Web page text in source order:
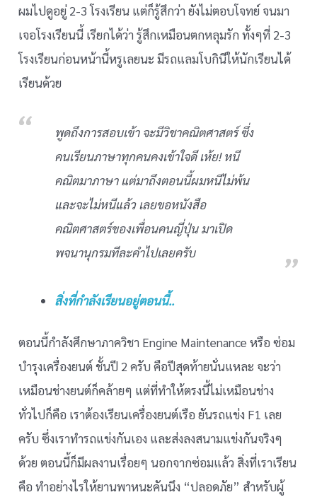
ผมไปดูอยู่ 2-3 โรงเรียน แต่ก็รู้สึกว่า ยังไม่ตอบโจทย์ จนมา
เจอโรงเรียนนี้ เรียกได้ว่า รู้สึกเหมือนตกหลุมรัก ทั้งๆที่ 2-3
โรงเรียนก่อนหน้านี้หรูเลยนะ มีรถแลมโบกินีให้นักเรียนได้
เรียนด้วย
พูดถึงการสอบเข้า จะมีวิชาคณิตศาสตร์ ซึ่ง
คนเรียนภาษาทุกคนคงเข้าใจดี เห้ย! หนี
คณิตมาภาษา แต่มาถึงตอนนี้ผมหนีไม่พ้น
และจะไม่หนีแล้ว เลยขอหนังสือ
คณิตศาสตร์ของเพื่อนคนญี่ปุ่น มาเปิด
พจนานุกรมทีละคำไปเลยครับ
สิ่งที่กำลังเรียนอยู่ตอนนี้..
ตอนนี้กำลังศึกษาภาควิชา Engine Maintenance หรือ ซ่อม
บำรุงเครื่องยนต์ ชั้นปี 2 ครับ คือปีสุดท้ายนั่นแหละ จะว่า
เหมือนช่างยนต์ก็คล้ายๆ แต่ที่ทำให้ตรงนี้ไม่เหมือนช่าง
ทั่วไปก็คือ เราต้องเรียนเครื่องยนต์เรือ ยันรถแข่ง F1 เลย
ครับ ซึ่งเราทำรถแข่งกันเอง และส่งลงสนามแข่งกันจริงๆ
ด้วย ตอนนี้ก็มีผลงานเรื่อยๆ นอกจากซ่อมแล้ว สิ่งที่เราเรียน
คือ ทำอย่างไรให้ยานพาหนะคันนึง “ปลอดภัย” สำหรับผู้